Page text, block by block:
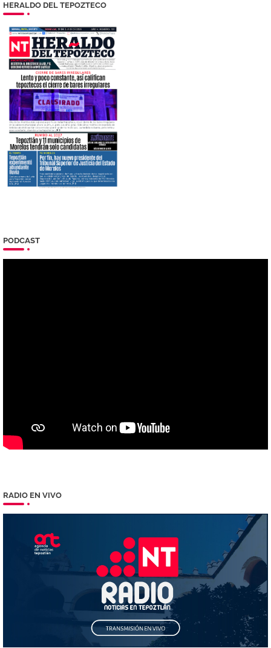
HERALDO DEL TEPOZTECO
PODCAST
RADIO EN VIVO